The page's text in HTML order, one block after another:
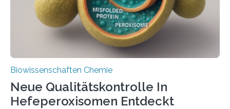
Biowissenschaften Chemie
Neue Qualitätskontrolle In
Hefeperoxisomen Entdeckt